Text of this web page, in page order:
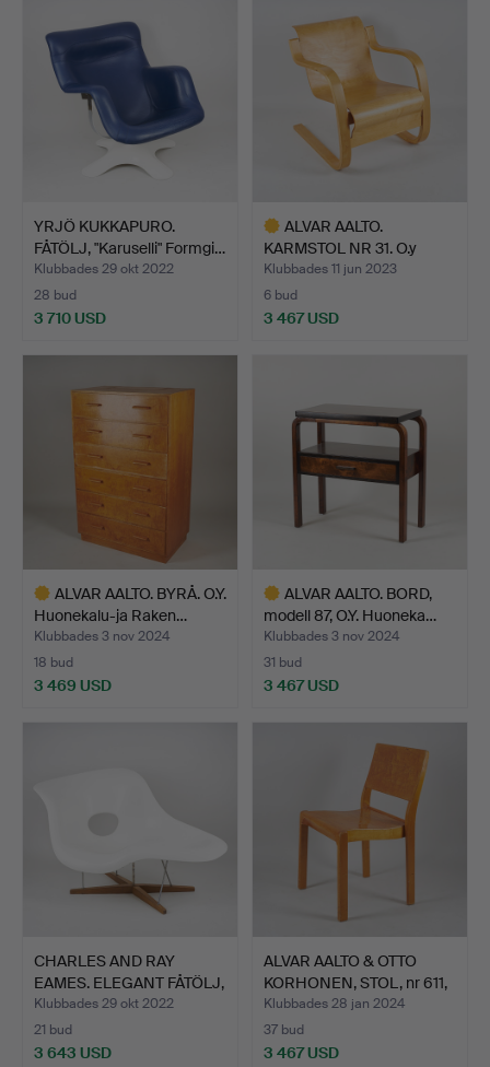
YRJÖ KUKKAPURO.
FÅTÖLJ, "Karuselli" Formgi…
Klubbades 29 okt 2022
28 bud
3 710 USD
ALVAR AALTO.
KARMSTOL NR 31. O.y
Huonekalu…
Klubbades 11 jun 2023
6 bud
3 467 USD
ALVAR AALTO. BYRÅ. O.Y.
Huonekalu-ja Raken…
Klubbades 3 nov 2024
18 bud
3 469 USD
ALVAR AALTO. BORD,
modell 87, O.Y. Huoneka…
Klubbades 3 nov 2024
31 bud
3 467 USD
CHARLES AND RAY
EAMES. ELEGANT FÅTÖLJ,
"La…
Klubbades 29 okt 2022
21 bud
3 643 USD
ALVAR AALTO & OTTO
KORHONEN, STOL, nr 611,
…
Klubbades 28 jan 2024
37 bud
3 467 USD